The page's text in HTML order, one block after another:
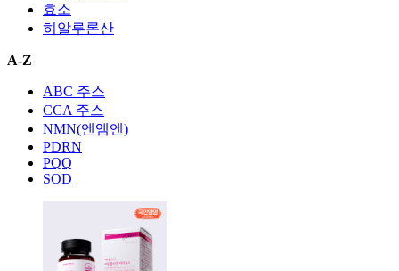
효소
히알루론산
A-Z
ABC 주스
CCA 주스
NMN(엔엠엔)
PDRN
PQQ
SOD